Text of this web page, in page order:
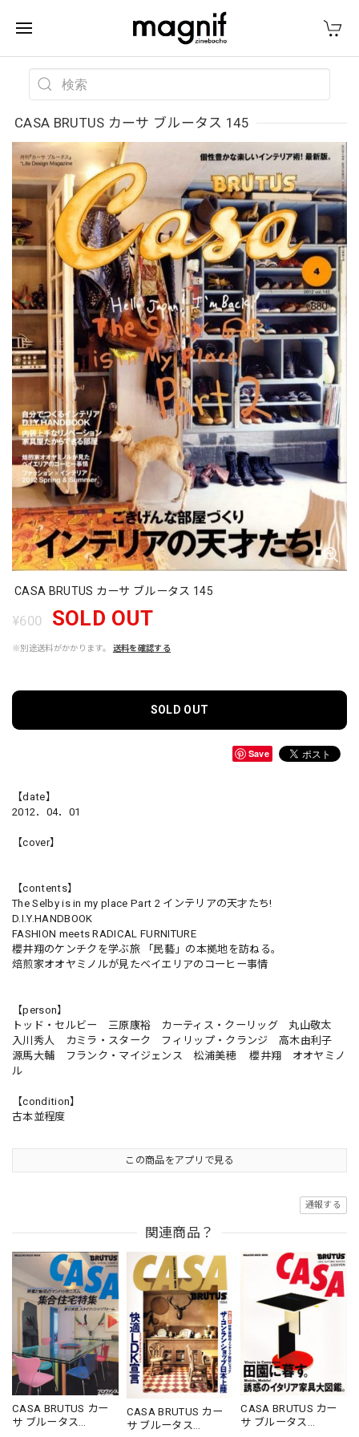
CASA BRUTUS カーサ ブルータス 145
CASA BRUTUS カーサ ブルータス 145
¥600 SOLD OUT
※別途送料がかかります。 送料を確認する
SOLD OUT
Save
【date】
2012．04．01
【cover】
【contents】
The Selby is in my place Part 2 インテリアの天才たち!
D.I.Y.HANDBOOK
FASHION meets RADICAL FURNITURE
櫻井翔のケンチクを学ぶ旅 「民藝」の本拠地を訪ねる。
焙煎家オオヤミノルが見たベイエリアのコーヒー事情
【person】
トッド・セルビー 三原康裕 カーティス・クーリッグ 丸山敬太
入川秀人 カミラ・スターク フィリップ・クランジ 高木由利子
源馬大輔 フランク・マイジェンス 松浦美穂 櫻井翔 オオヤミノ
ル
【condition】
古本並程度
この商品をアプリで見る
通報する
関連商品？
CASA BRUTUS カー
サ ブルータス
CASA BRUTUS カー
サ ブルータス
CASA BRUTUS カー
サ ブルータス